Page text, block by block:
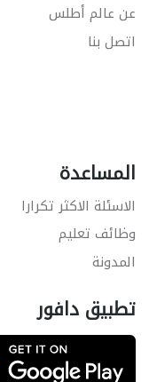
عن عالم أطلس
اتصل بنا
المساعدة
الاسئلة الاكثر تكرارا
وظائف تعليم
المدونة
تطبيق دافور